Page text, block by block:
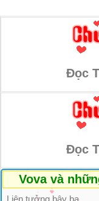
Đọc
Đọc
Vova và
Liên tưởng bậy bạ